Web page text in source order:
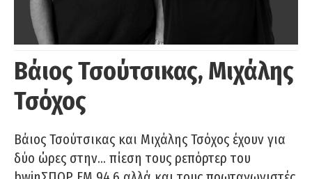
Βάιος Τσούτσικας, Μιχάλης
Τσόχος
Βάιος Τσούτσικας και Μιχάλης Τσόχος έχουν για
δύο ώρες στην… πίεση τους ρεπόρτερ του